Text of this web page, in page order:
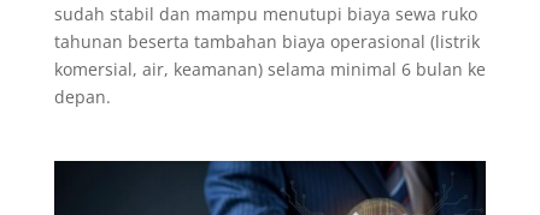
sudah stabil dan mampu menutupi biaya sewa ruko
tahunan beserta tambahan biaya operasional (listrik
komersial, air, keamanan) selama minimal 6 bulan ke
depan.